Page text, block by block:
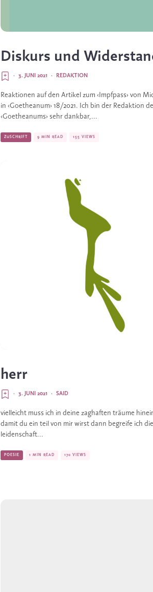
Diskurs und
REDAKTION
·
3. JUNI 2021
·
Reaktionen auf den Artikel zum ‹Impfpass› von
in ‹Goetheanum› 18/2021. Ich bin der Redaktion
‹Goetheanums› sehr dankbar,...
ZUSCHRIFT 9 MIN READ 155 VIEWS
herr
SAID
·
3. JUNI 2021
·
vielleicht muss ich in deine zaghaften träume
damit du ein teil von mir wirst dann begreife ich die
leidenschaft...
POESIE 1 MIN READ 170 VIEWS